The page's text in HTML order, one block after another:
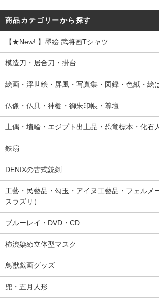
商品カテゴリーから探す
【★New! 】墨絵 武将画Tシャツ
模造刀・居合刀・掛台
絵画・浮世絵・屏風・写真集・図録・色紙・絵
仏像・仏具・神棚・御朱印帳・尊壇
土偶・埴輪・エジプト出土品・恐竜標本・化石
鉄扇
DENIXの古式銃剣
工藝・民藝品・勾玉・アイヌ工藝品・フェルメ
スラズリ）
ブルーレイ・DVD・CD
柿渋染め立体型マスク
鳥獣戯画グッズ
兜・五月人形